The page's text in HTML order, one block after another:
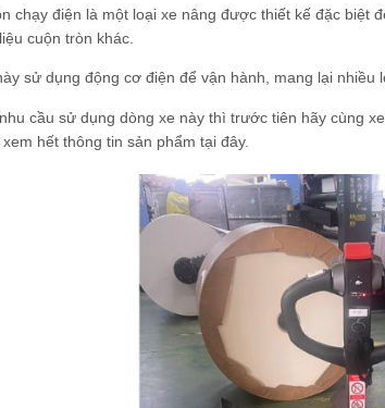
chạy điện là một loại xe nâng được thiết kế đặc biệt
cuộn tròn khác.
sử dụng động cơ điện để vận hành, mang lại nhiều
cầu sử dụng dòng xe này thì trước tiên hãy cùng
hết thông tin sản phẩm tại đây.